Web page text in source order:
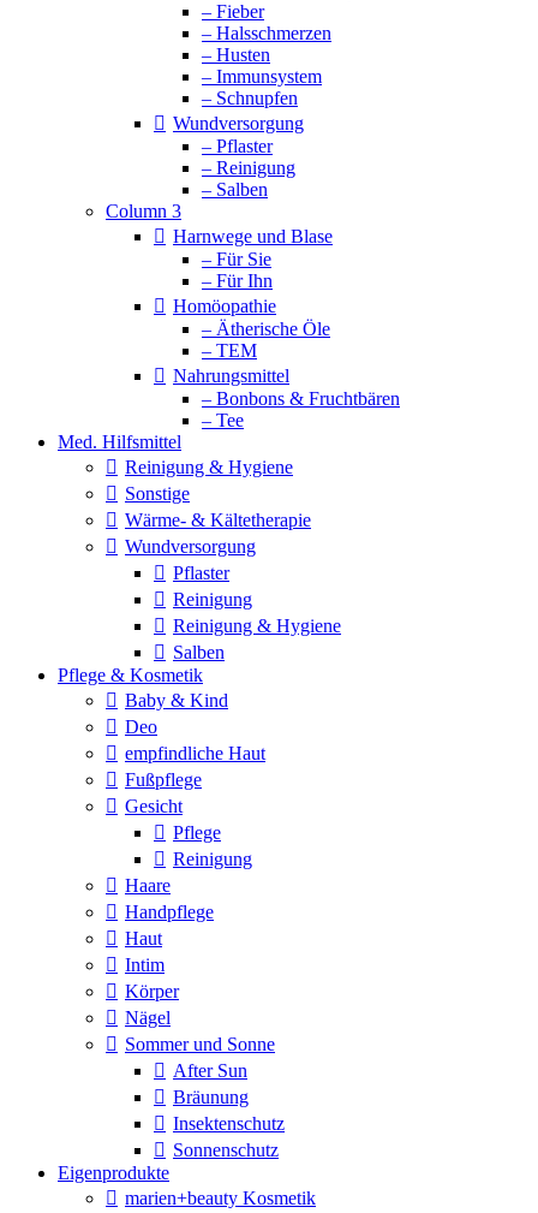
– Fieber
– Halsschmerzen
– Husten
– Immunsystem
– Schnupfen
Wundversorgung
– Pflaster
– Reinigung
– Salben
Column 3
Harnwege und Blase
– Für Sie
– Für Ihn
Homöopathie
– Ätherische Öle
– TEM
Nahrungsmittel
– Bonbons & Fruchtbären
– Tee
Med. Hilfsmittel
Reinigung & Hygiene
Sonstige
Wärme- & Kältetherapie
Wundversorgung
Pflaster
Reinigung
Reinigung & Hygiene
Salben
Pflege & Kosmetik
Baby & Kind
Deo
empfindliche Haut
Fußpflege
Gesicht
Pflege
Reinigung
Haare
Handpflege
Haut
Intim
Körper
Nägel
Sommer und Sonne
After Sun
Bräunung
Insektenschutz
Sonnenschutz
Eigenprodukte
marien+beauty Kosmetik